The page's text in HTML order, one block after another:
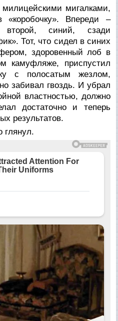
мигалками,
«коробочку». Впереди –
синий, сзади
Тот, что сидел в синих
здоровенный лоб в
камуфляже, приспустил
с полосатым жезлом,
забивал гвоздь. И убрал
властностью, должно
достаточно и теперь
результатов.
глянул.